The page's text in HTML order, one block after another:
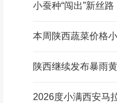
小蚕种“闯出”新丝路
本周陕西蔬菜价格
陕西继续发布暴雨
2026度小满西安马